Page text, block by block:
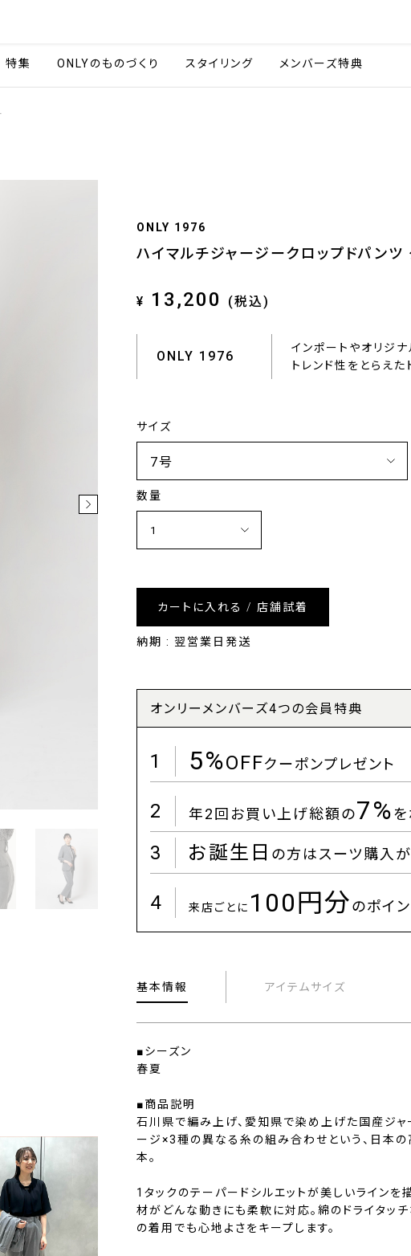
特集 ONLYのものづくり スタイリング メンバーズ特典
ONLY 1976
ハイマルチジャージークロップドパンツ
¥ 13,200 (税込)
ONLY 1976
インポートやオリジ
トレンド性をとらえた
サイズ
数量
カートに入れる / 店舗試着
納期 : 翌営業日発送
オンリーメンバーズ4つの会員特典
1 5%OFFクーポンプレゼント
2 年2回お買い上げ総額の7%
3 お誕生日 の方はスーツ購入
4 来店ごとに 100円分のポイ
基本情報 アイテムサイズ
■シーズン
春夏
■商品説明
石川県で編み上げ、愛知県で染め上げた国産ジ
ージ×3種の異なる糸の組み合わせという、日本
本。
1タックのテーパードシルエットが美しいラインを
材がどんな動きにも柔軟に対応。綿のドライタッ
の着用でも心地よさをキープします。